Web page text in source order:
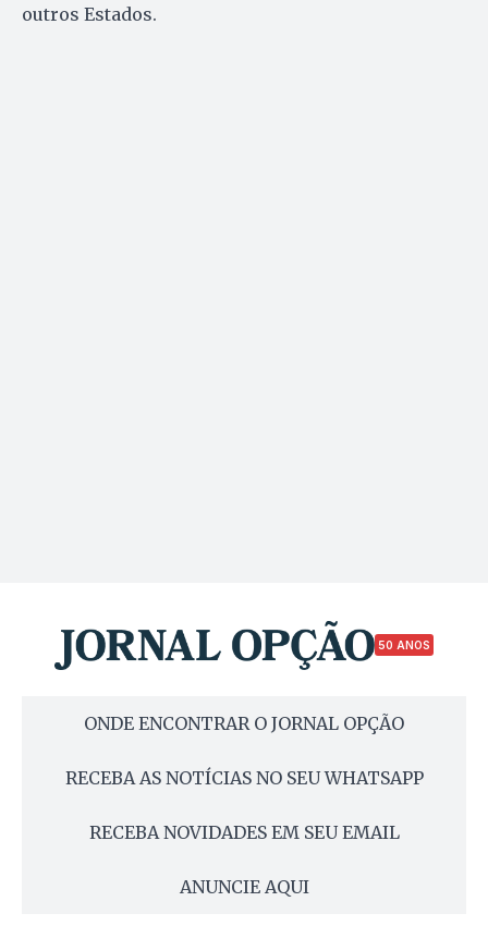
outros Estados.
50 ANOS
ONDE ENCONTRAR O JORNAL OPÇÃO
RECEBA AS NOTÍCIAS NO SEU WHATSAPP
RECEBA NOVIDADES EM SEU EMAIL
ANUNCIE AQUI